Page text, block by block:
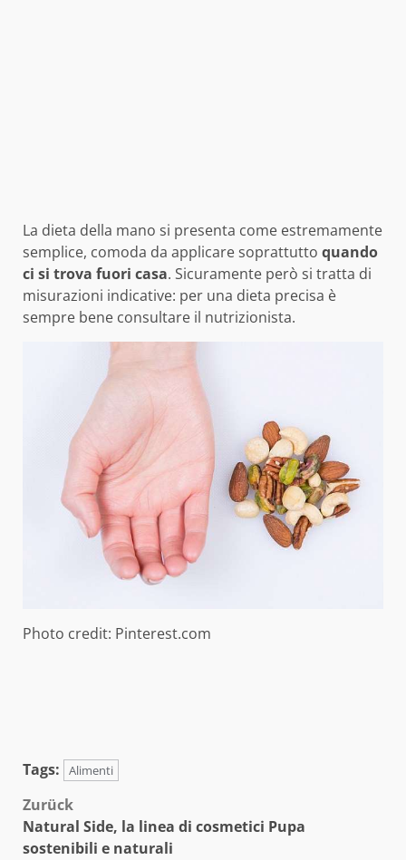
La dieta della mano si presenta come estremamente
semplice, comoda da applicare soprattutto quando
ci si trova fuori casa. Sicuramente però si tratta di
misurazioni indicative: per una dieta precisa è
sempre bene consultare il nutrizionista.
Photo credit: Pinterest.com
Tags: Alimenti
Beitragsnavigation
Zurück
Natural Side, la linea di cosmetici Pupa
sostenibili e naturali